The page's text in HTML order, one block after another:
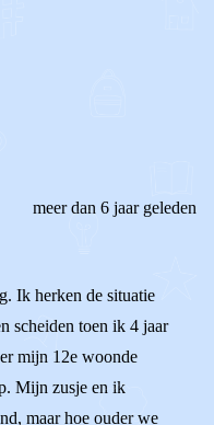
meer dan 6 jaar geleden
Ik herken de situatie
scheiden toen ik 4 jaar
mijn 12e woonde
Mijn zusje en ik
maar hoe ouder we